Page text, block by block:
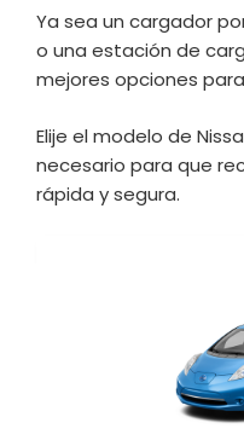
Ya sea un cargador
o una estación de
mejores opciones
Elije el modelo de
necesario para que
rápida y segura.